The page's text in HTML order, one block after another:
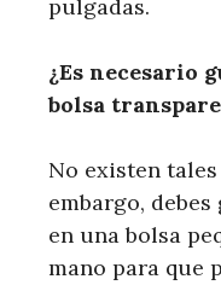
pulgadas.
¿Es necesario
bolsa
No existen
embargo,
en una bolsa
mano para que